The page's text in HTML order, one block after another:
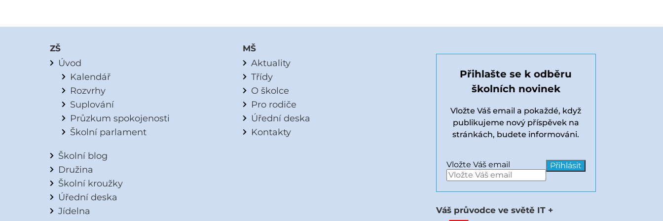
ZŠ
Úvod
Kalendář
Rozvrhy
Suplování
Průzkum spokojenosti
Školní parlament
Školní blog
Družina
Školní kroužky
Úřední deska
Jídelna
MŠ
Aktuality
Třídy
O školce
Pro rodiče
Úřední deska
Kontakty
Přihlašte se k odběru
školních novinek
Vložte Váš email a pokaždé, když
publikujeme nový příspěvek na
stránkách, budete informováni.
Vložte Váš email
Váš průvodce ve světě IT +